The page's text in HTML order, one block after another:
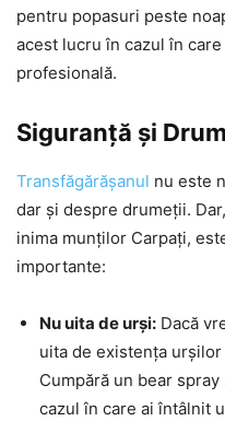
pentru popasuri peste
acest lucru în cazul în
profesională.
Siguranță și
Transfăgărășanul nu este
dar și despre drumeții.
inima munților Carpați,
importante:
Nu uita de urși: Dacă
uita de existența
Cumpără un bear
cazul în care ai întâlnit